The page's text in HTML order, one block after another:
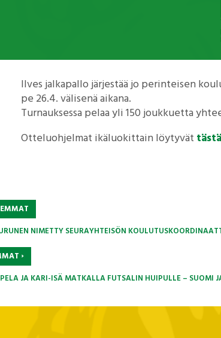
Ilves jalkapallo järjestää jo perinteisen
pe 26.4. välisenä aikana.
Turnauksessa pelaa yli 150 joukkuetta
Otteluohjelmat ikäluokittain löytyvät tästä
NIMETTY SEURAYHTEISÖN
›
JA KARI-ISÄ MATKALLA FUTSALIN HUIPULLE – SUOMI